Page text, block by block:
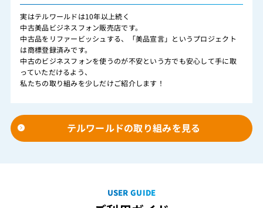
実はテルワールドは10年以上続く
中古美品ビジネスフォン販売店です。
中古品をリファービッシュする、「美品宣言」というプロジェクト
は商標登録済みです。
中古のビジネスフォンを使うのが不安という方でも安心して手に取
っていただけるよう、
私たちの取り組みを少しだけご紹介します！
テルワールドの取り組みを見る
USER GUIDE